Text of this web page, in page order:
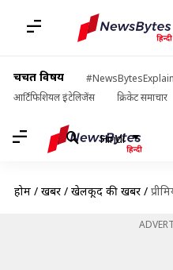
चर्चित विषय
आर्टिफिशियल इंटेलिजेंस
क्रिकेट समाचार
Hindi
होम / खबरें / खेलकूद की खबरें /